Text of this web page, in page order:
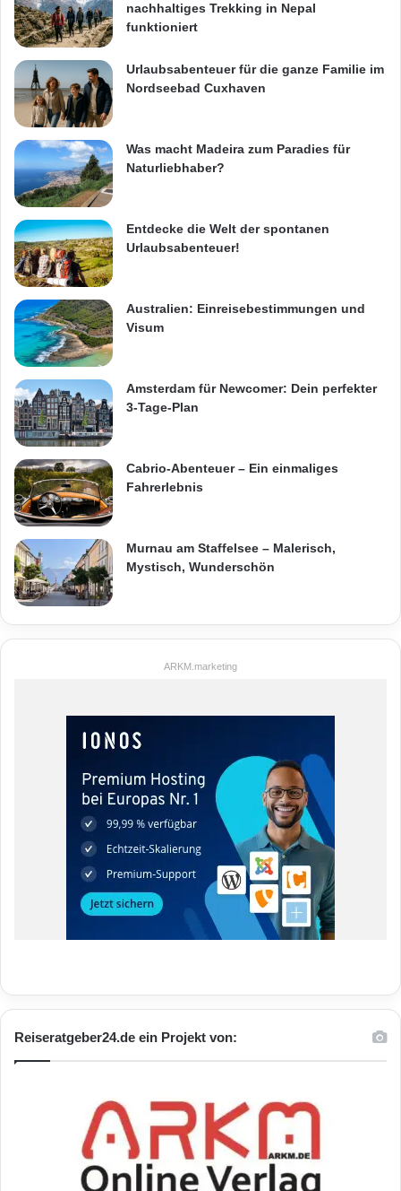
nachhaltiges Trekking in Nepal
funktioniert
Urlaubsabenteuer für die ganze Familie im
Nordseebad Cuxhaven
Was macht Madeira zum Paradies für
Naturliebhaber?
Entdecke die Welt der spontanen
Urlaubsabenteuer!
Australien: Einreisebestimmungen und
Visum
Amsterdam für Newcomer: Dein perfekter
3-Tage-Plan
Cabrio-Abenteuer – Ein einmaliges
Fahrerlebnis
Murnau am Staffelsee – Malerisch,
Mystisch, Wunderschön
ARKM.marketing
Reiseratgeber24.de ein Projekt von: